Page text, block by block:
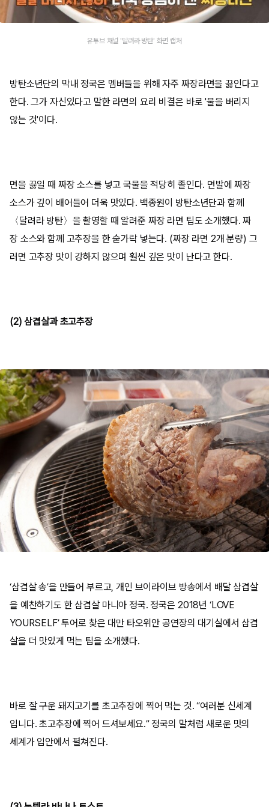
유튜브 채널 '달려라 방탄' 화면 캡처
방탄소년단의 막내 정국은 멤버들을 위해 자주 짜장라면을 끓인다고
한다. 그가 자신있다고 말한 라면의 요리 비결은 바로 '물을 버리지
않는 것'이다.
면을 끓일 때 짜장 소스를 넣고 국물을 적당히 졸인다. 면발에 짜장
소스가 깊이 배어들어 더욱 맛있다. 백종원이 방탄소년단과 함께
〈달려라 방탄〉을 촬영할 때 알려준 짜장 라면 팁도 소개했다. 짜
장 소스와 함께 고추장을 한 숟가락 넣는다. (짜장 라면 2개 분량) 그
러면 고추장 맛이 강하지 않으며 훨씬 깊은 맛이 난다고 한다.
(2) 삼겹살과 초고추장
‘삼겹살 송’을 만들어 부르고, 개인 브이라이브 방송에서 배달 삼겹살
을 예찬하기도 한 삼겹살 마니아 정국. 정국은 2018년 ‘LOVE
YOURSELF’ 투어로 찾은 대만 타오위안 공연장의 대기실에서 삼겹
살을 더 맛있게 먹는 팁을 소개했다.
바로 잘 구운 돼지고기를 초고추장에 찍어 먹는 것. “여러분 신세계
입니다. 초고추장에 찍어 드셔보세요.” 정국의 말처럼 새로운 맛의
세계가 입안에서 펼쳐진다.